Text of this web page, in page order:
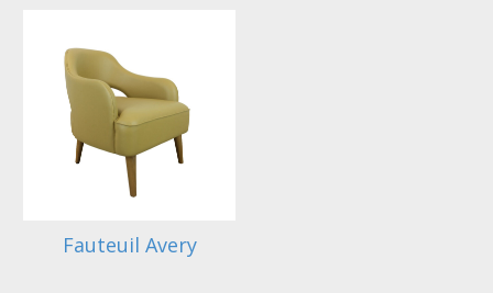
Fauteuil Avery